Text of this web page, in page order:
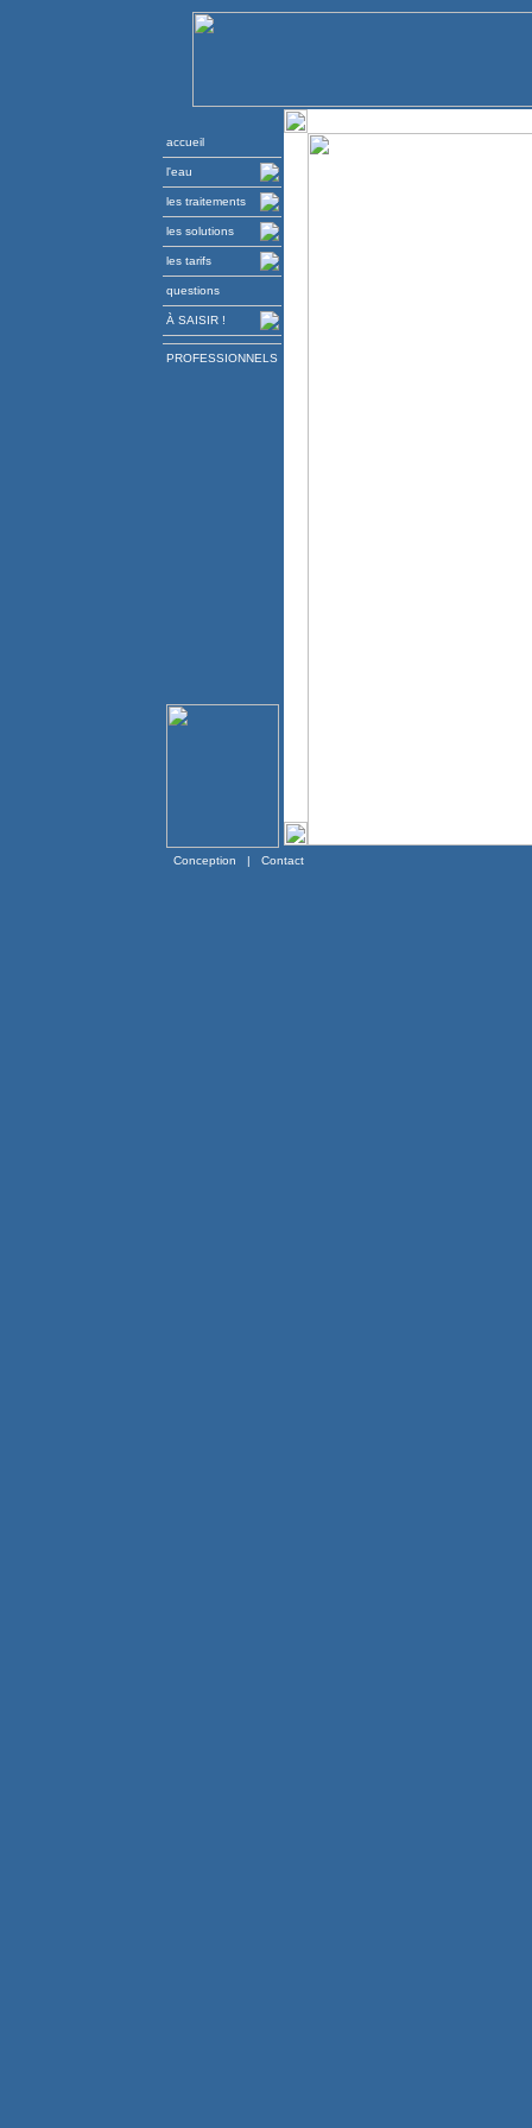
accueil
l'eau
les traitements
les solutions
les tarifs
questions
À SAISIR !
PROFESSIONNELS
Conception | Contact